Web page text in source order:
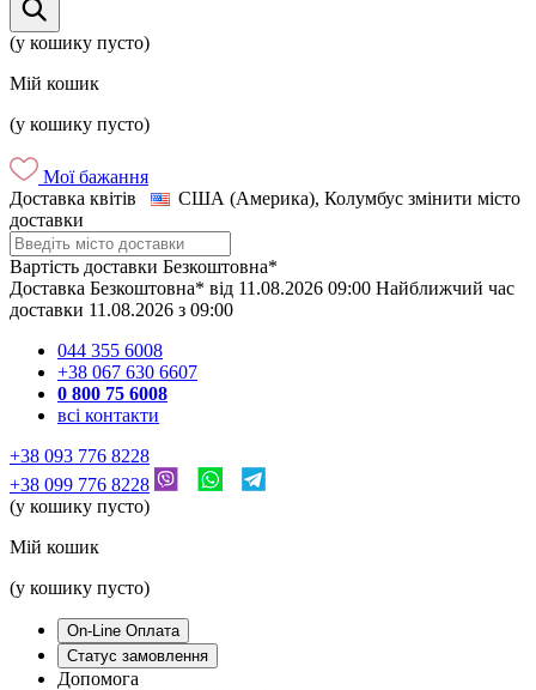
(у кошику пусто)
Мій кошик
(у кошику пусто)
Мої бажання
Доставка квітів
США (Америка), Колумбус змінити місто
доставки
Вартість доставки Безкоштовна*
Доставка Безкоштовна* від 11.08.2026 09:00 Найближчий час
доставки 11.08.2026 з 09:00
044 355 6008
+38 067 630 6607
0 800 75 6008
всі контакти
+38 093 776 8228
+38 099 776 8228
(у кошику пусто)
Мій кошик
(у кошику пусто)
On-Line Оплата
Статус замовлення
Допомога